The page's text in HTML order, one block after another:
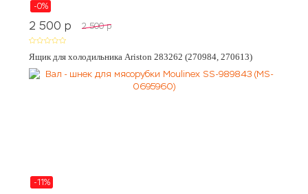
-0%
2 500 p 2 500 p
Ящик для холодильника Ariston 283262 (270984, 270613)
-11%